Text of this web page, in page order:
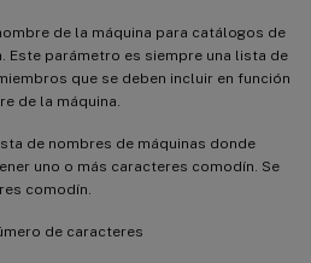
de la máquina para catálogos de
Este parámetro es siempre una lista de
que se deben incluir en función
de la máquina.
de nombres de máquinas donde
uno o más caracteres comodín. Se
comodín.
de caracteres